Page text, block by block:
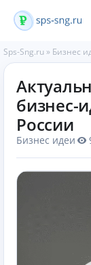
Sps-Sng.ru » Бизнес
бизнес-
России
Бизнес идеи